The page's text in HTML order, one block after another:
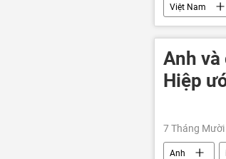
Việt Nam
Anh
Hiệp
7 Tháng
Anh